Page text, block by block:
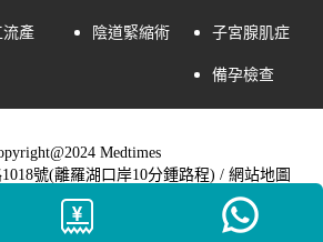
流產 陰道緊縮術 子宮腺肌症
備孕檢查
Medtimes
號(離羅湖口岸10分鍾路程) / 網站地圖